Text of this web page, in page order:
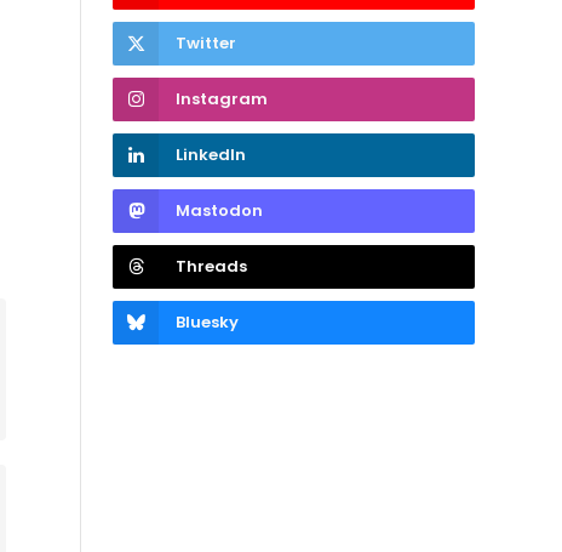
Twitter
Instagram
LinkedIn
Mastodon
Threads
Bluesky